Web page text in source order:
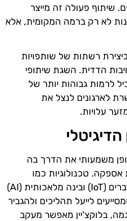
שיתוף פעולה זה מייצר
לא רק ברמה המקומית, אלא
רשתות של שותפויות
הדדית. השגת שיתופי
לרמות גבוהות יותר של
לארגונים לנצל את
עלויות.
משמעותי את הדרך בה
טכנולוגיות כמו
בלוקצ'יין, אינטרנט של דברים (IoT) ובינה מלאכותית (AI)
לייעל תהליכים ולהגביר
בלוקצ'יין מאפשר מעקב